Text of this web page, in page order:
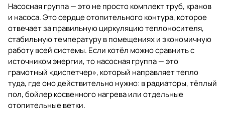
Насосная группа — это не просто комплект труб, кранов
и насоса. Это сердце отопительного контура, которое
отвечает за правильную циркуляцию теплоносителя,
стабильную температуру в помещениях и экономичную
работу всей системы. Если котёл можно сравнить с
источником энергии, то насосная группа — это
грамотный «диспетчер», который направляет тепло
туда, где оно действительно нужно: в радиаторы, тёплый
пол, бойлер косвенного нагрева или отдельные
отопительные ветки.